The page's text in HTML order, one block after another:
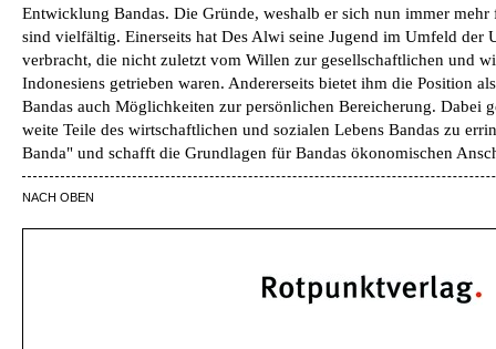
Entwicklung Bandas. Die Gründe, weshalb er sich nun immer mehr
sind vielfältig. Einerseits hat Des Alwi seine Jugend im Umfeld der
verbracht, die nicht zuletzt vom Willen zur gesellschaftlichen und
Indonesiens getrieben waren. Andererseits bietet ihm die Position
Bandas auch Möglichkeiten zur persönlichen Bereicherung. Dabei
weite Teile des wirtschaftlichen und sozialen Lebens Bandas zu
Banda" und schafft die Grundlagen für Bandas ökonomischen
NACH OBEN